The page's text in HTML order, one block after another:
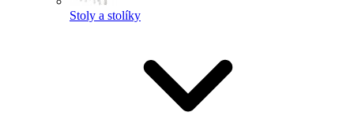
Stoly a stolíky